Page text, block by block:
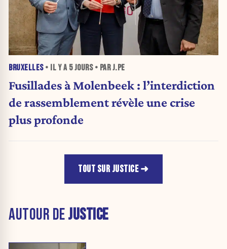
BRUXELLES• IL Y A 5 JOURS• PAR J.PE
Fusillades à Molenbeek : l’interdiction
de rassemblement révèle une crise
plus profonde
TOUT SUR JUSTICE
AUTOUR DEJUSTICE